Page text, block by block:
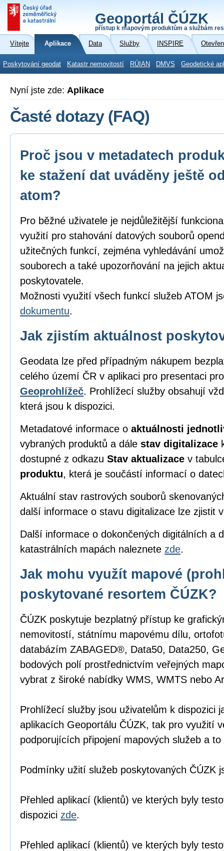
Geoportál ČÚZK
přístup k mapovým produktům a službám
Vítejte Aplikace Data Služby INSPIRE
Poskytování geodat Katastr nemovitostí RÚIAN DMVS Geodetické
Nyní jste zde: Aplikace
Časté dotazy (FAQ)
Proč jsou v metadatech
ke stažení dat uváděny ještě
atom?
Pro běžné uživatele je nejdůležitější
využití pro stahování datových souborů
užitečných funkcí, zejména vyhledávání
souborech a také upozorňování na jejich
poskytovatele.
Možnosti využití všech funkcí služeb ATOM
dokumentu.
Jak zjistím aktuálnost
Geodata lze před případným nákupem
celého území ČR v aplikaci pro presentaci
Geoprohlížeč. Prohlížecí služby obsahují
která jsou k dispozici.
Metadatové informace o aktuálnosti
vybraných produktů a dále stav digitalizace
dostupné z odkazu Stav aktualizace v
produktu, která je součástí informací o
Aktuální stav rastrových souborů
další informace o stavu digitalizace lze zjistit
Další informace o dokončených digitálních a
katastrálních mapách naleznete zde.
Jak mohu využít mapové
poskytované resortem ČÚZK?
ČÚZK poskytuje bezplatný přístup ke
nemovitostí, státnímu mapovému dílu,
databázím ZABAGED®, Data50, Data250,
bodových polí prostřednictvím veřejných
vybrat z široké nabídky WMS, WMTS nebo
Prohlížecí služby jsou uživatelům k dispozici
aplikacích Geoportálu ČÚZK, tak pro využití
podporujících připojení mapových služeb a
Podmínky užití služeb poskytovaných ČÚZK
Přehled aplikací (klientů) ve kterých byly
dispozici zde.
Přehled aplikací (klientů) ve kterých byly